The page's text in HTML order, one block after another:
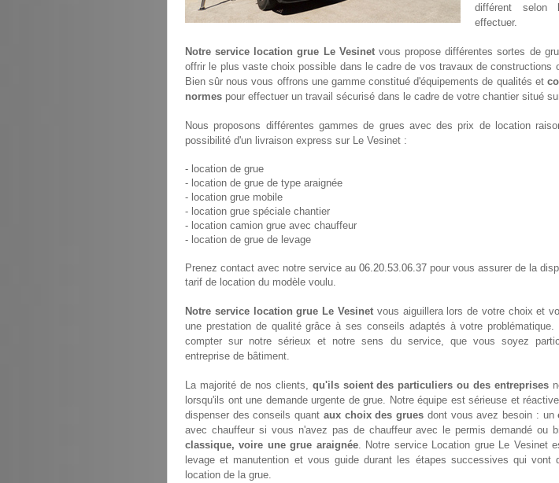
différent
effectuer.
Notre service location grue Le Vesinetvous propose différentes sortes de
offrir le plus vaste choix possible dans le cadre de vos travaux de constructions
Bien sûr nous vous offrons une gamme constitué d'équipements de qualités et
normes pour effectuer un travail sécurisé dans le cadre de votre chantier situé
Nous proposons différentes gammes de grues avec des prix de location
possibilité d'un livraison express sur Le Vesinet :
- location de grue
- location de grue de type araignée
- location grue mobile
- location grue spéciale chantier
- location camion grue avec chauffeur
- location de grue de levage
Prenez contact avec notre service au 06.20.53.06.37 pour vous assurer de la
tarif de location du modèle voulu.
Notre service location grue Le Vesinetvous aiguillera lors de votre choix et
une prestation de qualité grâce à ses conseils adaptés à votre problématique.
compter sur notre sérieux et notre sens du service, que vous soyez
entreprise de bâtiment.
La majorité de nos clients, qu'ils soient des particuliers ou des entreprises
lorsqu'ils ont une demande urgente de grue. Notre équipe est sérieuse et
dispenser des conseils quant aux choix des grues dont vous avez besoin : un
avec chauffeur si vous n'avez pas de chauffeur avec le permis demandé ou
classique, voire une grue araignée. Notre service Location grue Le Vesinet
levage et manutention et vous guide durant les étapes successives qui vont
location de la grue.